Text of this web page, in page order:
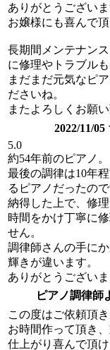
ありがとうございま
お嬢様にも喜んで
長期間メンテナン
に修理やトラブル
まだまだ元気なピ
ださいね。
またよろしくお願い
2022/11/
5.0
約54年前のピアノ。
最後の調律は10年
るピアノだったの
納得した上で、修
時間をかけ丁寧に
せん。
調律師さんの手に
輝きが違います。
ありがとうございま
ピアノ調律師
この度はご依頼頂
お時間作って頂き
仕上がり喜んで頂